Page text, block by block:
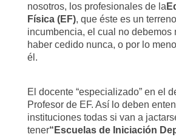
nosotros, los profesionales de la
Física (EF), que éste es un
incumbencia, el cual no debemos
haber cedido nunca, o por lo
él.
El docente “especializado” en el
Profesor de EF. Así lo deben
instituciones todas si van a
tener“Escuelas de Iniciación